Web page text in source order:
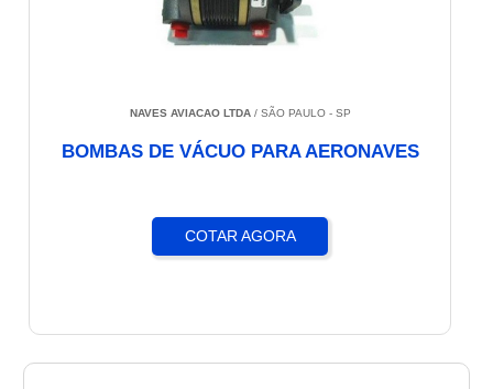
NAVES AVIACAO LTDA/ SÃO PAULO - SP
BOMBAS DE VÁCUO PARA AERONAVES
COTAR AGORA